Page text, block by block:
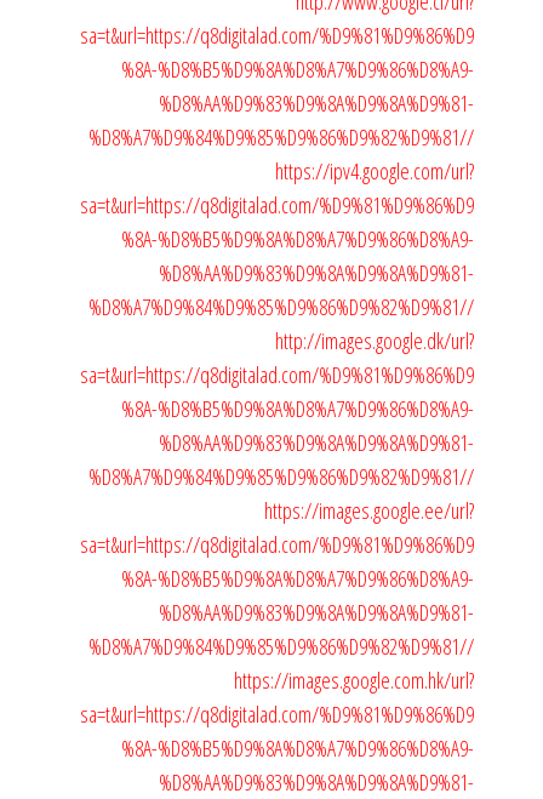
sa=t&url=https://q8digitalad.com/%D9%81%D9%86%D9
%8A-%D8%B5%D9%8A%D8%A7%D9%86%D8%A9-
%D8%AA%D9%83%D9%8A%D9%8A%D9%81-
%D8%A7%D9%84%D9%85%D9%86%D9%82%D9%81//
https://ipv4.google.com/url?
sa=t&url=https://q8digitalad.com/%D9%81%D9%86%D9
%8A-%D8%B5%D9%8A%D8%A7%D9%86%D8%A9-
%D8%AA%D9%83%D9%8A%D9%8A%D9%81-
%D8%A7%D9%84%D9%85%D9%86%D9%82%D9%81//
http://images.google.dk/url?
sa=t&url=https://q8digitalad.com/%D9%81%D9%86%D9
%8A-%D8%B5%D9%8A%D8%A7%D9%86%D8%A9-
%D8%AA%D9%83%D9%8A%D9%8A%D9%81-
%D8%A7%D9%84%D9%85%D9%86%D9%82%D9%81//
https://images.google.ee/url?
sa=t&url=https://q8digitalad.com/%D9%81%D9%86%D9
%8A-%D8%B5%D9%8A%D8%A7%D9%86%D8%A9-
%D8%AA%D9%83%D9%8A%D9%8A%D9%81-
%D8%A7%D9%84%D9%85%D9%86%D9%82%D9%81//
https://images.google.com.hk/url?
sa=t&url=https://q8digitalad.com/%D9%81%D9%86%D9
%8A-%D8%B5%D9%8A%D8%A7%D9%86%D8%A9-
%D8%AA%D9%83%D9%8A%D9%8A%D9%81-